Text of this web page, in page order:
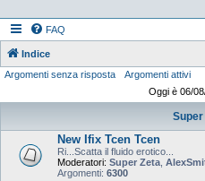
FAQ
Indice
Argomenti senza risposta
Argomenti attivi
Oggi è 06/
Super
New Ifix Tcen Tcen
Ri...Scatta il fluido erotico...
Moderatori: Super Zeta
Argomenti: 6300